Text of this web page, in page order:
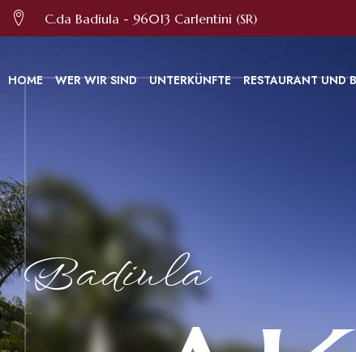
Diese Website verwendet Cookies, um Ihnen den bestmöglichen
C.da Badiula - 96013 Carlentini (SR)
HOME WER WIR SIND UNTERKÜNFTE RESTAURANT UND
Badiula